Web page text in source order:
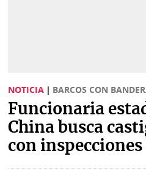
Sociedad
Judiciales
Política
Economía
K
Vivir+
NOTICIA | BARCOS CON
Funcionaria
China busca
con inspecciones